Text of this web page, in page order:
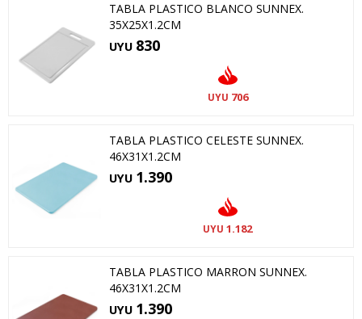
TABLA PLASTICO BLANCO SUNNEX.
35X25X1.2CM
UYU 830
UYU 706
TABLA PLASTICO CELESTE SUNNEX.
46X31X1.2CM
UYU 1.390
UYU 1.182
TABLA PLASTICO MARRON SUNNEX.
46X31X1.2CM
UYU 1.390